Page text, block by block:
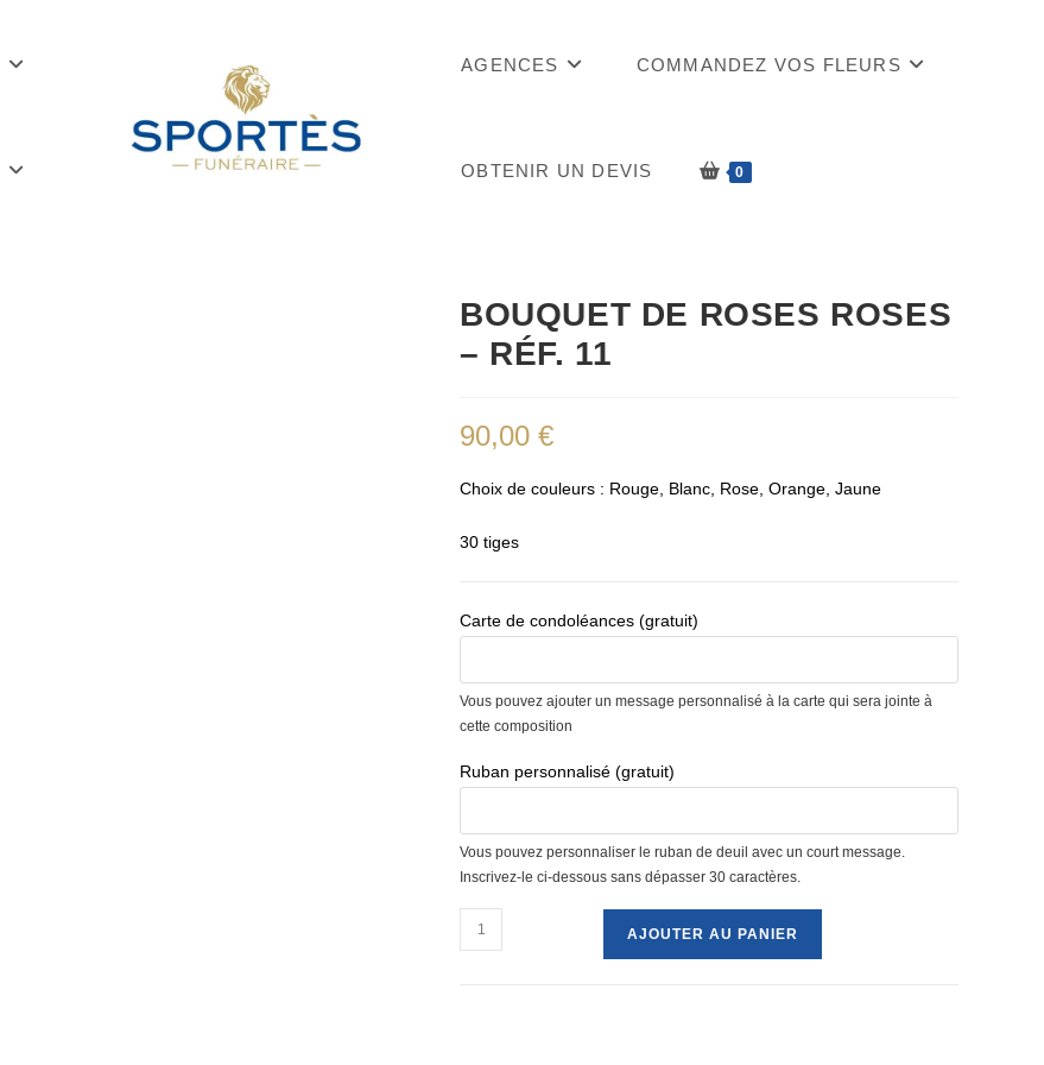
AGENCES COMMANDEZ VOS FLEURS
OBTENIR UN DEVIS 0
BOUQUET DE ROSES ROSES
– RÉF. 11
90,00 €
Choix de couleurs : Rouge, Blanc, Rose, Orange, Jaune
30 tiges
Carte de condoléances (gratuit)
Vous pouvez ajouter un message personnalisé à la carte qui sera jointe à
cette composition
Ruban personnalisé (gratuit)
Vous pouvez personnaliser le ruban de deuil avec un court message.
Inscrivez-le ci-dessous sans dépasser 30 caractères.
quantité
de
AJOUTER AU PANIER